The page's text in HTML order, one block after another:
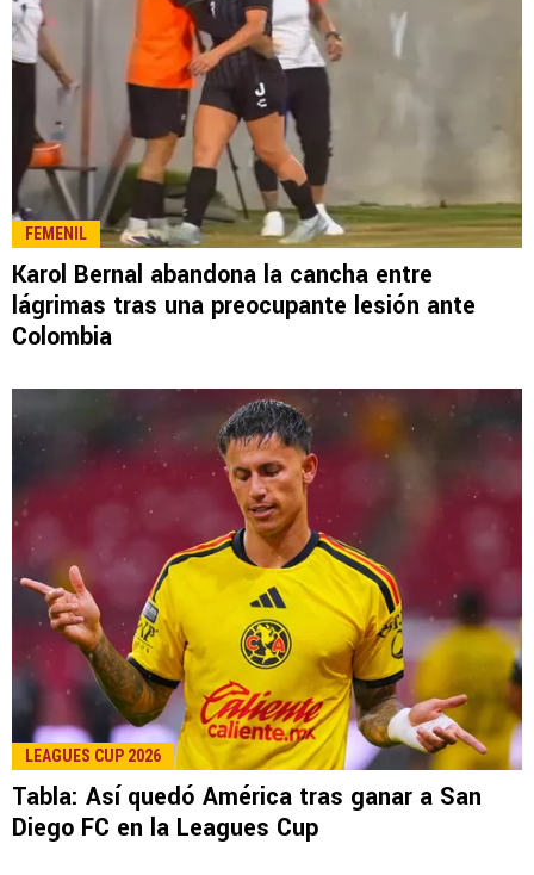
FEMENIL
Karol Bernal abandona la cancha entre
lágrimas tras una preocupante lesión ante
Colombia
LEAGUES CUP 2026
Tabla: Así quedó América tras ganar a San
Diego FC en la Leagues Cup